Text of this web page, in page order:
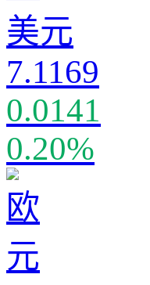
美元
7.1169
0.0141
0.20%